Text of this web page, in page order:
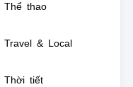
Thể thao
Travel & Local
Thời tiết